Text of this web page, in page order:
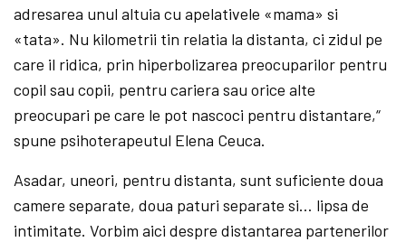
adresarea unul altuia cu apelativele «mama» si
«tata». Nu kilometrii tin relatia la distanta, ci zidul pe
care il ridica, prin hiperbolizarea preocuparilor pentru
copil sau copii, pentru cariera sau orice alte
preocupari pe care le pot nascoci pentru distantare,“
spune psihoterapeutul Elena Ceuca.
Asadar, uneori, pentru distanta, sunt suficiente doua
camere separate, doua paturi separate si… lipsa de
intimitate. Vorbim aici despre distantarea partenerilor